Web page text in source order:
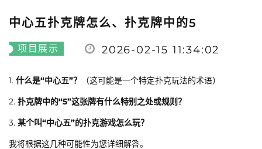
中心五扑克牌怎么、扑克牌中的5
项目展示 2026-02-15 11:34:02
1. 什么是“中心五”？
（这可能是一个特定扑克玩法的术语）
2. 扑克牌中的“5”这张牌有什么特别之处或规则？
3. 某个叫“中心五”的扑克游戏怎么玩？
我将根据这几种可能性为您详细解答。